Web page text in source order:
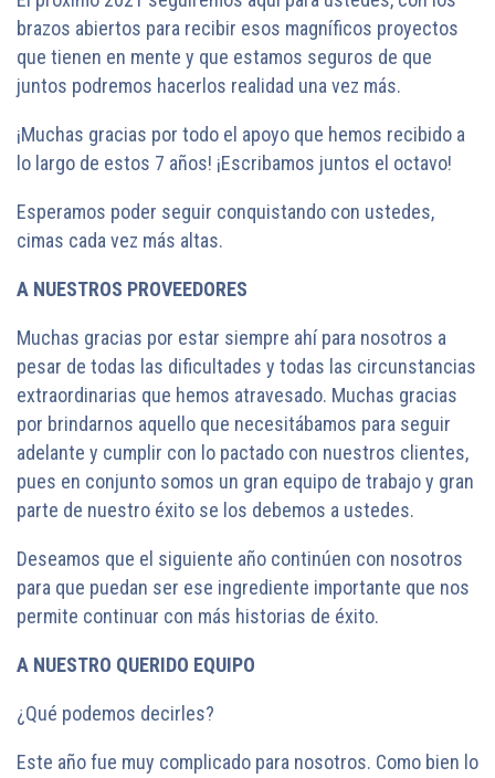
brazos abiertos para recibir esos magníficos proyectos
que tienen en mente y que estamos seguros de que
juntos podremos hacerlos realidad una vez más.
¡Muchas gracias por todo el apoyo que hemos recibido a
lo largo de estos 7 años! ¡Escribamos juntos el octavo!
Esperamos poder seguir conquistando con ustedes,
cimas cada vez más altas.
A NUESTROS PROVEEDORES
Muchas gracias por estar siempre ahí para nosotros a
pesar de todas las dificultades y todas las circunstancias
extraordinarias que hemos atravesado. Muchas gracias
por brindarnos aquello que necesitábamos para seguir
adelante y cumplir con lo pactado con nuestros clientes,
pues en conjunto somos un gran equipo de trabajo y gran
parte de nuestro éxito se los debemos a ustedes.
Deseamos que el siguiente año continúen con nosotros
para que puedan ser ese ingrediente importante que nos
permite continuar con más historias de éxito.
A NUESTRO QUERIDO EQUIPO
¿Qué podemos decirles?
Este año fue muy complicado para nosotros. Como bien lo